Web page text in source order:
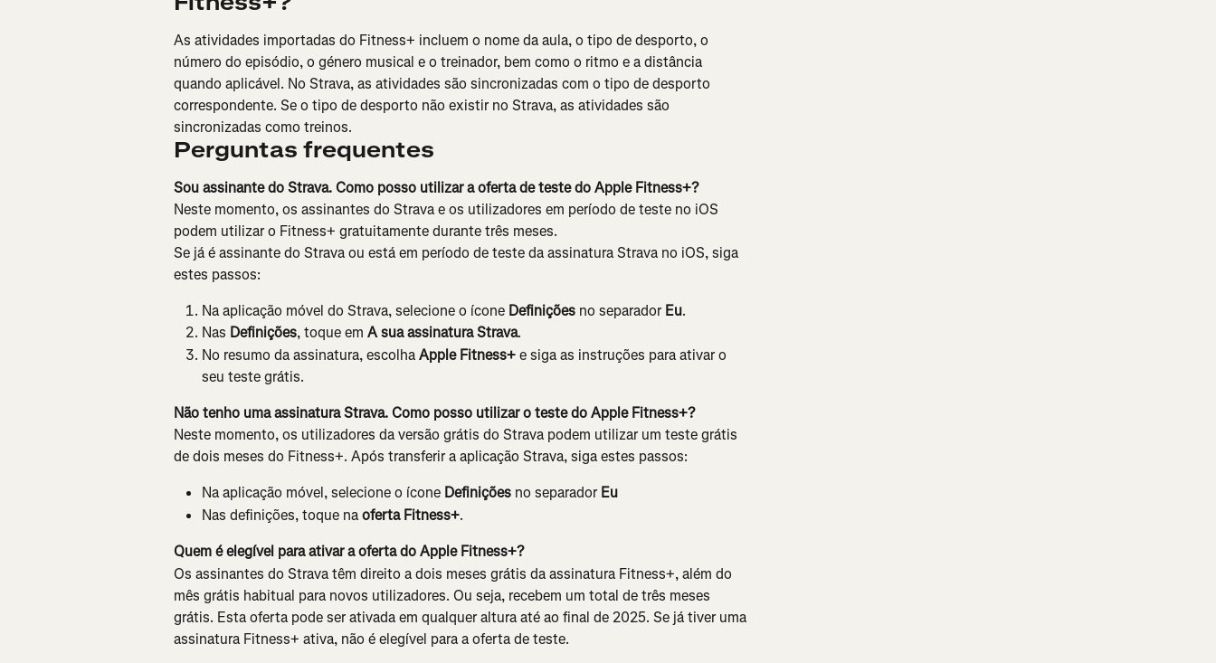
As atividades importadas do Fitness+ incluem o nome da aula, o tipo de desporto, o
número do episódio, o género musical e o treinador, bem como o ritmo e a distância
quando aplicável. No Strava, as atividades são sincronizadas com o tipo de desporto
correspondente. Se o tipo de desporto não existir no Strava, as atividades são
sincronizadas como treinos.
Perguntas frequentes
Sou assinante do Strava. Como posso utilizar a oferta de teste do Apple Fitness+?
Neste momento, os assinantes do Strava e os utilizadores em período de teste no iOS
podem utilizar o Fitness+ gratuitamente durante três meses.
Se já é assinante do Strava ou está em período de teste da assinatura Strava no iOS, siga
estes passos:
Na aplicação móvel do Strava, selecione o ícone Definições no separador Eu.
Nas Definições, toque em A sua assinatura Strava.
No resumo da assinatura, escolha Apple Fitness+ e siga as instruções para ativar o
seu teste grátis.
Não tenho uma assinatura Strava. Como posso utilizar o teste do Apple Fitness+?
Neste momento, os utilizadores da versão grátis do Strava podem utilizar um teste grátis
de dois meses do Fitness+. Após transferir a aplicação Strava, siga estes passos:
Na aplicação móvel, selecione o ícone Definições no separador Eu
Nas definições, toque na oferta Fitness+.
Quem é elegível para ativar a oferta do Apple Fitness+?
Os assinantes do Strava têm direito a dois meses grátis da assinatura Fitness+, além do
mês grátis habitual para novos utilizadores. Ou seja, recebem um total de três meses
grátis. Esta oferta pode ser ativada em qualquer altura até ao final de 2025. Se já tiver uma
assinatura Fitness+ ativa, não é elegível para a oferta de teste.